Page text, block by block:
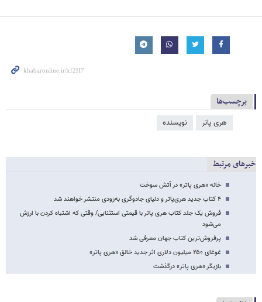
برچسب‌ها
هری پاتر نویسنده
خبرهای مرتبط
خانه «هری پاتر» در آتش سوخت
۴ کتاب جدید هری‌پاتر و دنیای جادوگری به‌زودی منتشر خواهند شد
فروش یک جلد کتاب هری پاتر با قیمتی استثنایی/ وقتی که اشتباه کردن با ارزش
می‌شود
پرفروش‌ترین کتاب جهان معرفی شد
غوغای ۲۵۰ میلیون دلاری اثر جدید خالق «هری پاتر»
بازیگر «هری پاتر» درگذشت